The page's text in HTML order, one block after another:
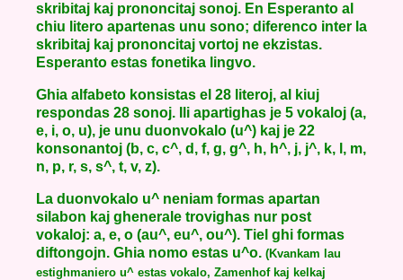
skribitaj kaj prononcitaj sonoj. En Esperanto al
chiu litero apartenas unu sono; diferenco inter la
skribitaj kaj prononcitaj vortoj ne ekzistas.
Esperanto estas fonetika lingvo.
Ghia alfabeto konsistas el 28 literoj, al kiuj
respondas 28 sonoj. Ili apartighas je 5 vokaloj (a,
e, i, o, u), je unu duonvokalo (u^) kaj je 22
konsonantoj (b, c, c^, d, f, g, g^, h, h^, j, j^, k, l, m,
n, p, r, s, s^, t, v, z).
La duonvokalo u^ neniam formas apartan
silabon kaj ghenerale trovighas nur post
vokaloj: a, e, o (au^, eu^, ou^). Tiel ghi formas
diftongojn. Ghia nomo estas u^o. (Kvankam lau
estighmaniero u^ estas vokalo, Zamenhof kaj kelkaj